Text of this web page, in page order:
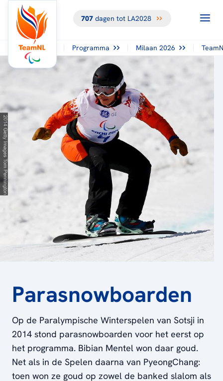
707dagen tot LA2028
Programma Milaan 2026
Parasnowboarden
Op de Paralympische Winterspelen van Sotsji in
2014 stond parasnowboarden voor het eerst op
het programma. Bibian Mentel won daar goud.
Net als in de Spelen daarna van PyeongChang:
toen won ze goud op zowel de banked slalom als
TERUG NAAR
OVERZICHT